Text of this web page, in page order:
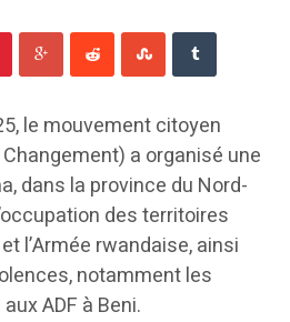
le mouvement citoyen
a organisé une
dans la province du Nord-
des territoires
l’Armée rwandaise, ainsi
notamment les
ADF à Beni.